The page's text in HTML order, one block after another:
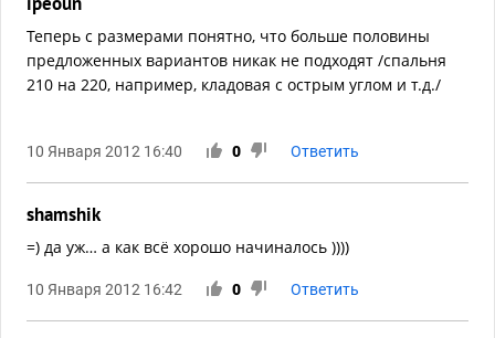
Теперь с размерами понятно, что больше половины
предложенных вариантов никак не подходят /спальня
210 на 220, например, кладовая с острым углом и т.д./
10 Января 2012 16:40 0 Ответить
shamshik
=) да уж… а как всё хорошо начиналось ))))
10 Января 2012 16:42 0 Ответить